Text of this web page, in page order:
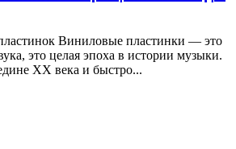
Виниловые пластинки — это
это целая эпоха в истории музыки.
XX века и быстро...